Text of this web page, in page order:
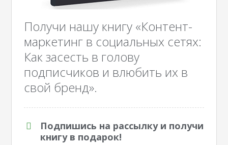
Получи нашу книгу «Контент-
маркетинг в социальных сетях:
Как засесть в голову
подписчиков и влюбить их в
свой бренд».
Подпишись на рассылку и получи
книгу в подарок!